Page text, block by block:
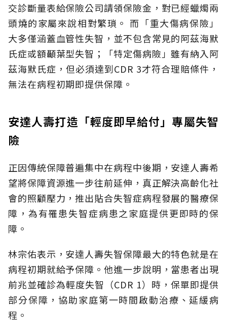
交診斷量表給保險公司請領保險金，對已經蠟燭兩
頭燒的家屬來說相對繁瑣。 而「重大傷病保險」
大多僅涵蓋血管性失智，並不包含常見的阿茲海默
氏症或額顳葉型失智；「特定傷病險」雖有納入阿
茲海默氏症，但必須達到CDR 3才符合理賠條件，
無法在病程初期即提供保障。
安達人壽打造「輕度即早給付」專屬失智
險
正因傳統保障普遍集中在病程中後期，安達人壽希
望將保障資源進一步往前延伸，真正解決高齡化社
會的照顧壓力，推出貼合失智症病程發展的醫療保
障，為有罹患失智症病患之家庭提供更即時的保
障。
林宗佑表示，安達人壽失智保障最大的特色就是在
病程初期就給予保障。他進一步說明，當患者出現
前兆並確診為輕度失智（CDR 1）時，保單即提供
部分保障，協助家庭第一時間啟動治療、延緩病
程。